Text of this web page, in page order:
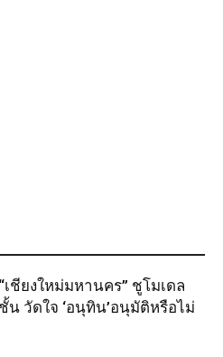
ชียงใหม่มหานคร” ชูโมเดล
วัดใจ ‘อนุทิน’อนุมัติหรือไม่